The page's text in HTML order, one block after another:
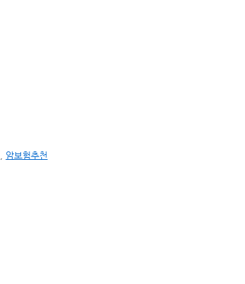
암보험추천